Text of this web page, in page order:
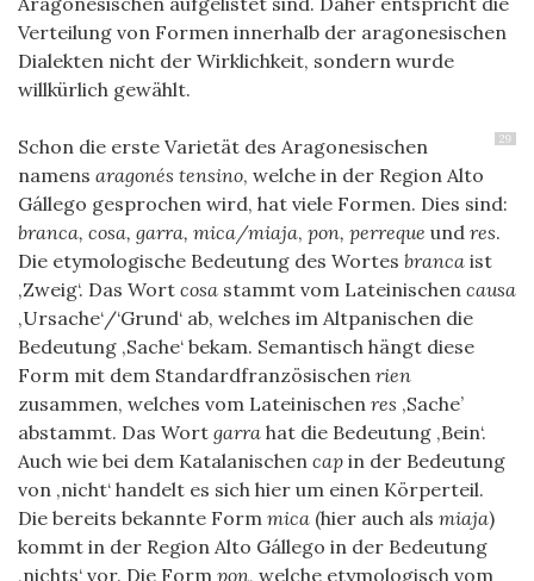
Verteilung von Formen innerhalb der aragonesischen
Dialekten nicht der Wirklichkeit, sondern wurde
willkürlich gewählt.
29
Schon die erste Varietät des Aragonesischen
namens aragonés tensino, welche in der Region Alto
Gállego gesprochen wird, hat viele Formen. Dies sind:
branca, cosa, garra, mica/miaja, pon, perreque und res.
Die etymologische Bedeutung des Wortes branca ist
‚Zweig‘. Das Wort cosa stammt vom Lateinischen causa
‚Ursache‘/‘Grund‘ ab, welches im Altpanischen die
Bedeutung ‚Sache‘ bekam. Semantisch hängt diese
Form mit dem Standardfranzösischen rien
zusammen, welches vom Lateinischen res ‚Sache’
abstammt. Das Wort garra hat die Bedeutung ‚Bein‘.
Auch wie bei dem Katalanischen cap in der Bedeutung
von ‚nicht‘ handelt es sich hier um einen Körperteil.
Die bereits bekannte Form mica (hier auch als miaja)
kommt in der Region Alto Gállego in der Bedeutung
‚nichts‘ vor. Die Form pon, welche etymologisch vom